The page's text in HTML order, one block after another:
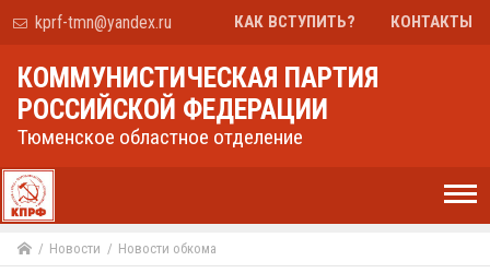
kprf-tmn@yandex.ru КАК ВСТУПИТЬ? КОНТАКТЫ
КОММУНИСТИЧЕСКАЯ ПАРТИЯ
РОССИЙСКОЙ ФЕДЕРАЦИИ
Тюменское областное отделение
Новости Новости обкома